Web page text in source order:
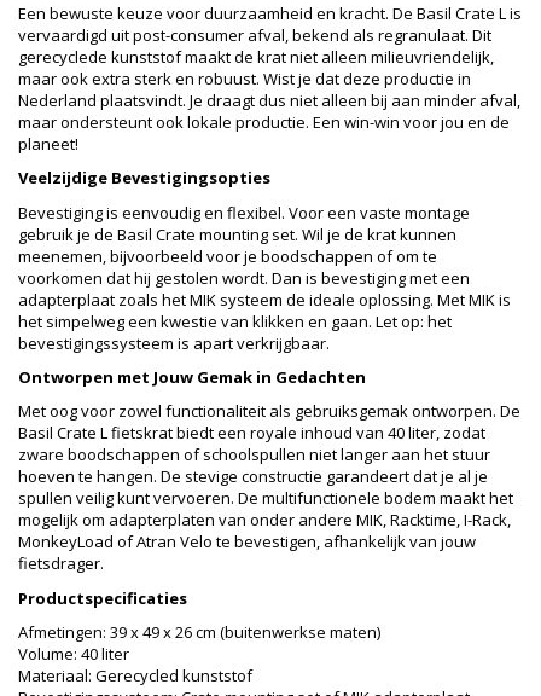
Een bewuste keuze voor duurzaamheid en kracht. De Basil Crate L is
vervaardigd uit post-consumer afval, bekend als regranulaat. Dit
gerecyclede kunststof maakt de krat niet alleen milieuvriendelijk,
maar ook extra sterk en robuust. Wist je dat deze productie in
Nederland plaatsvindt. Je draagt dus niet alleen bij aan minder afval,
maar ondersteunt ook lokale productie. Een win-win voor jou en de
planeet!
Veelzijdige Bevestigingsopties
Bevestiging is eenvoudig en flexibel. Voor een vaste montage
gebruik je de Basil Crate mounting set. Wil je de krat kunnen
meenemen, bijvoorbeeld voor je boodschappen of om te
voorkomen dat hij gestolen wordt. Dan is bevestiging met een
adapterplaat zoals het MIK systeem de ideale oplossing. Met MIK is
het simpelweg een kwestie van klikken en gaan. Let op: het
bevestigingssysteem is apart verkrijgbaar.
Ontworpen met Jouw Gemak in Gedachten
Met oog voor zowel functionaliteit als gebruiksgemak ontworpen. De
Basil Crate L fietskrat biedt een royale inhoud van 40 liter, zodat
zware boodschappen of schoolspullen niet langer aan het stuur
hoeven te hangen. De stevige constructie garandeert dat je al je
spullen veilig kunt vervoeren. De multifunctionele bodem maakt het
mogelijk om adapterplaten van onder andere MIK, Racktime, I-Rack,
MonkeyLoad of Atran Velo te bevestigen, afhankelijk van jouw
fietsdrager.
Productspecificaties
Afmetingen: 39 x 49 x 26 cm (buitenwerkse maten)
Volume: 40 liter
Materiaal: Gerecycled kunststof